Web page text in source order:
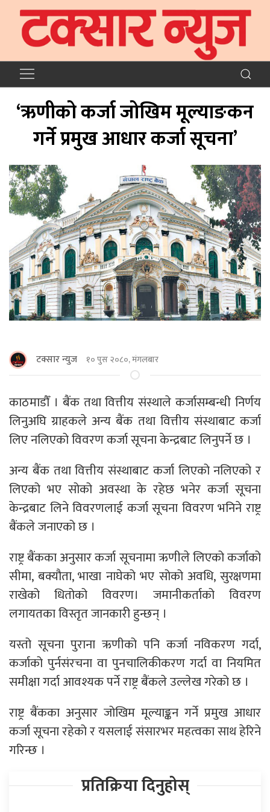
‘ऋणीको कर्जा जोखिम मूल्याङकन
गर्ने प्रमुख आधार कर्जा सूचना’
टक्सार न्युज १० पुस २०८०, मंगलबार
काठमाडौँ । बैंक तथा वित्तीय संस्थाले कर्जासम्बन्धी निर्णय
लिनुअघि ग्राहकले अन्य बैंक तथा वित्तीय संस्थाबाट कर्जा
लिए नलिएको विवरण कर्जा सूचना केन्द्रबाट लिनुपर्ने छ ।
अन्य बैंक तथा वित्तीय संस्थाबाट कर्जा लिएको नलिएको र
लिएको भए सोको अवस्था के रहेछ भनेर कर्जा सूचना
केन्द्रबाट लिने विवरणलाई कर्जा सूचना विवरण भनिने राष्ट्र
बैंकले जनाएको छ ।
राष्ट्र बैंकका अनुसार कर्जा सूचनामा ऋणीले लिएको कर्जाको
सीमा, बक्यौता, भाखा नाघेको भए सोको अवधि, सुरक्षणमा
राखेको धितोको विवरण। जमानीकर्ताको विवरण
लगायतका विस्तृत जानकारी हुन्छन् ।
यस्तो सूचना पुराना ऋणीको पनि कर्जा नविकरण गर्दा,
कर्जाको पुर्नसंरचना वा पुनचालिकीकरण गर्दा वा नियमित
समीक्षा गर्दा आवश्यक पर्ने राष्ट्र बैंकले उल्लेख गरेको छ ।
राष्ट्र बैंकका अनुसार जोखिम मूल्याङ्कन गर्ने प्रमुख आधार
कर्जा सूचना रहेको र यसलाई संसारभर महत्वका साथ हेरिने
गरिन्छ ।
प्रतिक्रिया दिनुहोस्